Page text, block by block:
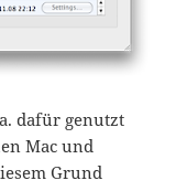
dafür genutzt
Mac und
Grund